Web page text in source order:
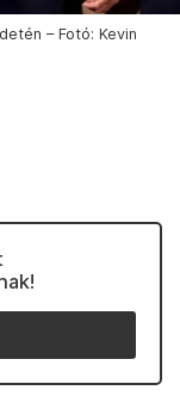
– Fotó: Kevin